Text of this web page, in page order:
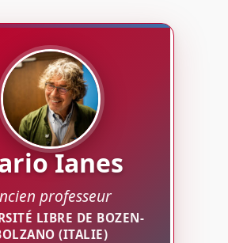
Ianes
professeur
LIBRE DE BOZEN-
(ITALIE)